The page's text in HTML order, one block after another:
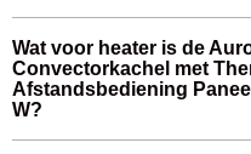
Wat voor heater is de
Convectorkachel met
Afstandsbediening
W?